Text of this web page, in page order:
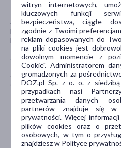
Ciąża i karmienie piersią
Jeśli pacjentka jest w ciąży lub
być w ciąży lub gdy planuje mieć
lekarza lub farmaceuty przed
Stosowanie leku u dzieci i
Strepsils z miodem i cytrynąnie
6 lat.
witryn internetowych,
kluczowych funkcji
bezpieczeństwa, ciągłe
zgodnie z Twoimi
reklam dopasowanych do
na pliki cookies jest
dowolnym momencie z
Cookie". Administratorem
gromadzonych za
DOZ.pl Sp. z o. o. z
przypadkach nasi
przetwarzania danych
partnerów znajduje się
prywatności. Więcej
plików cookies oraz o
osobowych, w tym o
znajdziesz w Polityce